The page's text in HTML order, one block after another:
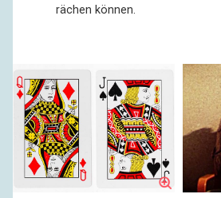
rächen können.